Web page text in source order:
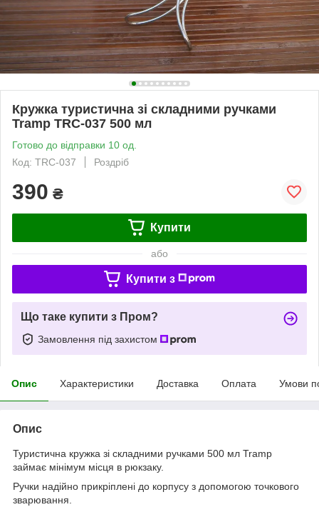
Кружка туристична зі складними ручками
Tramp TRC-037 500 мл
Готово до відправки 10 од.
Код: TRC-037
Роздріб
390 ₴
Купити
або
Купити з
Що таке купити з Пром?
Замовлення під захистом
Опис Характеристики Доставка Оплата Умови
Опис
Туристична кружка зі складними ручками 500 мл Tramp
займає мінімум місця в рюкзаку.
Ручки надійно прикріплені до корпусу з допомогою точкового
зварювання.